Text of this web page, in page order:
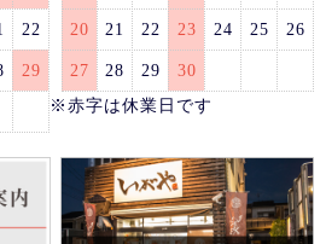
22
29
20 21 22 23 24 25 26
27 28 29
30
※赤字は休業日です